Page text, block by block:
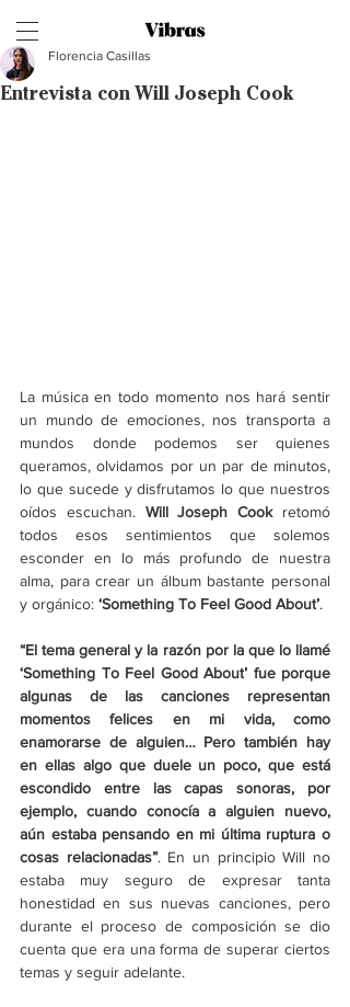
Entrevista con Will Joseph Cook
Florencia Casillas
La música en todo momento nos hará sentir
un mundo de emociones, nos transporta a
mundos donde podemos ser quienes
queramos, olvidamos por un par de minutos,
lo que sucede y disfrutamos lo que nuestros
oídos escuchan. Will Joseph Cook retomó
todos esos sentimientos que solemos
esconder en lo más profundo de nuestra
alma, para crear un álbum bastante personal
y orgánico: ‘Something To Feel Good About’.
‘Something To Feel Good About’ fue porque
algunas de las canciones representan
momentos felices en mi vida, como
enamorarse de alguien… Pero también hay
en ellas algo que duele un poco, que está
escondido entre las capas sonoras, por
ejemplo, cuando conocía a alguien nuevo,
aún estaba pensando en mi última ruptura o
cosas relacionadas”. En un principio Will no
estaba muy seguro de expresar tanta
honestidad en sus nuevas canciones, pero
durante el proceso de composición se dio
cuenta que era una forma de superar ciertos
temas y seguir adelante.